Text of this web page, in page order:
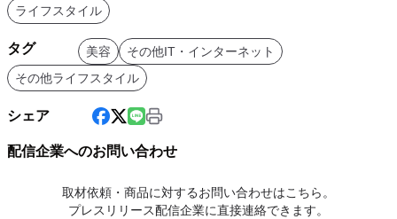
ライフスタイル
タグ 美容
その他IT・インターネット
その他ライフスタイル
シェア
配信企業へのお問い合わせ
取材依頼・商品に対するお問い合わせはこちら。
プレスリリース配信企業に直接連絡できます。